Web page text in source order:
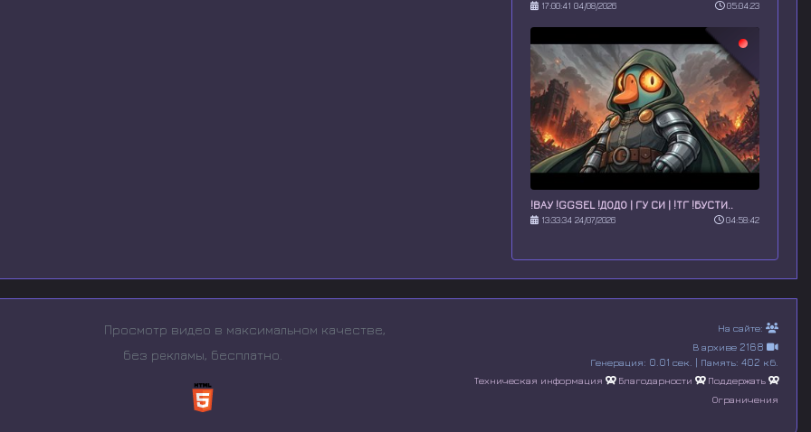
17:00:41 04/08/2026 05:04:23
!ВАУ !GGSEL !ДОДО | ГУ СИ | !ТГ !БУСТИ..
13:33:34 24/07/2026 04:58:42
Просмотр видео в максимальном качестве,
без рeкламы, бесплатно.
На сайте:
В архиве 2168
Генерация: 0.01 сек. | Память: 402 кб.
Техническая информация
Благодарности
Поддержать
Ограничения